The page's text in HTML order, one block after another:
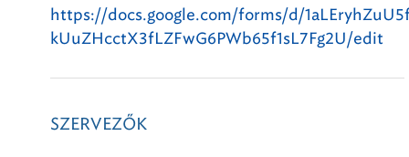
https://docs.google.com/forms/d/
kUuZHcctX3fLZFwG6PWb65f1sL7Fg2U/edit
SZERVEZŐK